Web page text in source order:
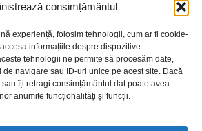
consimțământul
experiență, folosim tehnologii, cum ar fi cookie-
informațiile despre dispozitive.
tehnologii ne permite să procesăm date,
de navigare sau ID-uri unice pe acest site. Dacă
îți retragi consimțământul dat poate avea
anumite funcționalități și funcții.
uri (UE)